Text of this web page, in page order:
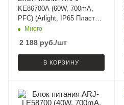
KE86700A (60W, 700mA,
PFC) (Arlight, IP65 Пластик,
5 лет)
Много
2 188 руб./шт
В КОРЗИНУ